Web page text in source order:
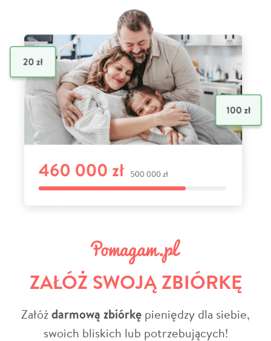
ZAŁÓŻ SWOJĄ ZBIÓRKĘ
Załóżdarmową zbiórkę pieniędzy dla siebie,
swoich bliskich lub potrzebujących!